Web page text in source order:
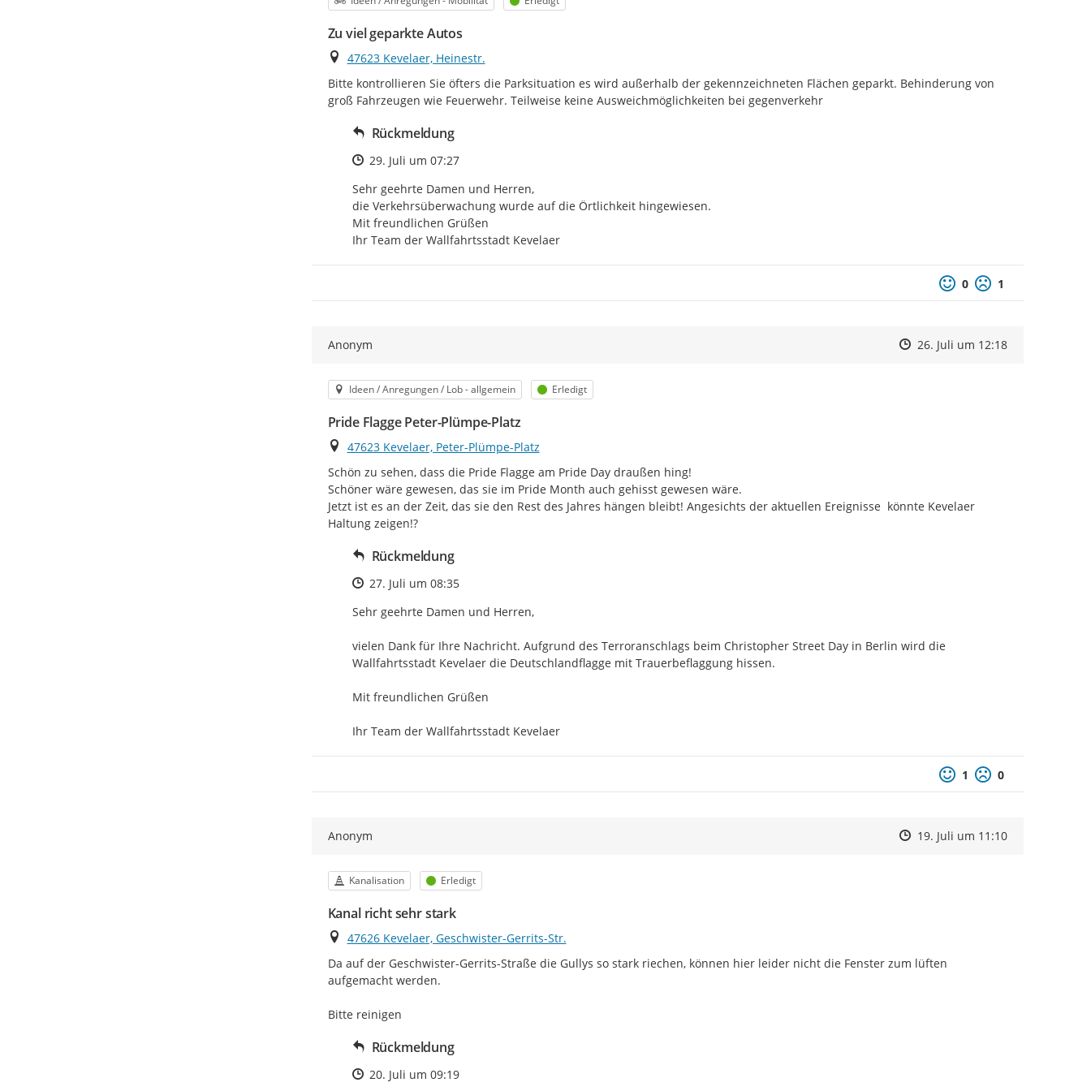
Zu viel geparkte Autos
Ort
47623 Kevelaer, Heinestr.
Bitte kontrollieren Sie öfters die Parksituation es wird außerhalb der gekennzeichneten Flächen geparkt. Behinderung von
groß Fahrzeugen wie Feuerwehr. Teilweise keine Ausweichmöglichkeiten bei gegenverkehr
Rückmeldung
Zeitpunkt des Erstellens
29. Juli um 07:27
Sehr geehrte Damen und Herren,
die Verkehrsüberwachung wurde auf die Örtlichkeit hingewiesen.
Mit freundlichen Grüßen
Ihr Team der Wallfahrtsstadt Kevelaer
0 1
Anonym Zeitpunkt des Erstellens
Zeitpunkt des Erstellens
26. Juli um 12:18Zur Äußerung
Kategorie
Ideen / Anregungen / Lob - allgemein Status
Erledigt
Pride Flagge Peter-Plümpe-Platz
Ort
47623 Kevelaer, Peter-Plümpe-Platz
Schön zu sehen, dass die Pride Flagge am Pride Day draußen hing!
Schöner wäre gewesen, das sie im Pride Month auch gehisst gewesen wäre.
Jetzt ist es an der Zeit, das sie den Rest des Jahres hängen bleibt! Angesichts der aktuellen Ereignisse  könnte Kevelaer
Haltung zeigen!?
Rückmeldung
Zeitpunkt des Erstellens
27. Juli um 08:35
Sehr geehrte Damen und Herren,
vielen Dank für Ihre Nachricht. Aufgrund des Terroranschlags beim Christopher Street Day in Berlin wird die
Wallfahrtsstadt Kevelaer die Deutschlandflagge mit Trauerbeflaggung hissen.
Mit freundlichen Grüßen
Ihr Team der Wallfahrtsstadt Kevelaer
1 0
Anonym Zeitpunkt des Erstellens
Zeitpunkt des Erstellens
19. Juli um 11:10Zur Äußerung
Kategorie
Kanalisation Status
Erledigt
Kanal richt sehr stark
Ort
47626 Kevelaer, Geschwister-Gerrits-Str.
Da auf der Geschwister-Gerrits-Straße die Gullys so stark riechen, können hier leider nicht die Fenster zum lüften
aufgemacht werden.
Bitte reinigen
Rückmeldung
Zeitpunkt des Erstellens
20. Juli um 09:19